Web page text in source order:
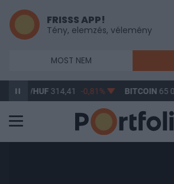
FRISSS APP!
Tény, elemzés, vélemény
MOST NEM
HUF 314,41 -0,81% BITCOIN65 048,33